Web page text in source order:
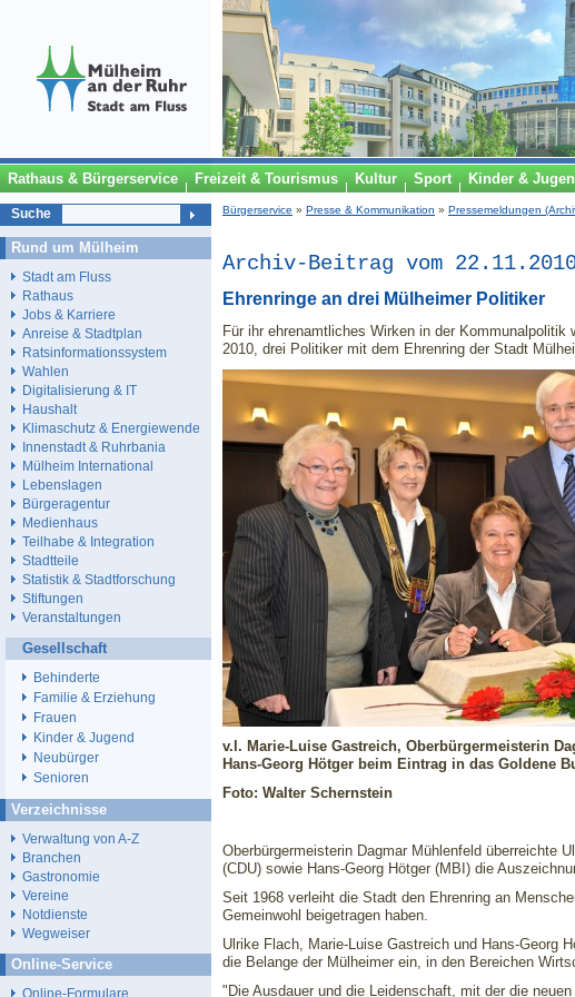
Rathaus & Bürgerservice Freizeit & Tourismus Kultur Sport Kinder &
Bürgerservice » Presse & Kommunikation » Pressemeldungen
Archiv-Beitrag vom
Ehrenringe an drei Mülheimer Politiker
Für ihr ehrenamtliches Wirken in der Kommunalpolitik
2010, drei Politiker mit dem Ehrenring der Stadt
v.l. Marie-Luise Gastreich, Oberbürgermeisterin
Hans-Georg Hötger beim Eintrag in das Goldene
Foto: Walter Schernstein
Oberbürgermeisterin Dagmar Mühlenfeld überreichte
(CDU) sowie Hans-Georg Hötger (MBI) die
Seit 1968 verleiht die Stadt den Ehrenring an
Gemeinwohl beigetragen haben.
Ulrike Flach, Marie-Luise Gastreich und Hans-Georg
die Belange der Mülheimer ein, in den Bereichen
"Die Ausdauer und die Leidenschaft, mit der die
Suche
Rund um Mülheim
Stadt am Fluss
Rathaus
Jobs & Karriere
Anreise & Stadtplan
Ratsinformationssystem
Wahlen
Digitalisierung & IT
Haushalt
Klimaschutz & Energiewende
Innenstadt & Ruhrbania
Mülheim International
Lebenslagen
Bürgeragentur
Medienhaus
Teilhabe & Integration
Stadtteile
Statistik & Stadtforschung
Stiftungen
Veranstaltungen
Gesellschaft
Behinderte
Familie & Erziehung
Frauen
Kinder & Jugend
Neubürger
Senioren
Verzeichnisse
Verwaltung von A-Z
Branchen
Gastronomie
Vereine
Notdienste
Wegweiser
Online-Service
Online-Formulare